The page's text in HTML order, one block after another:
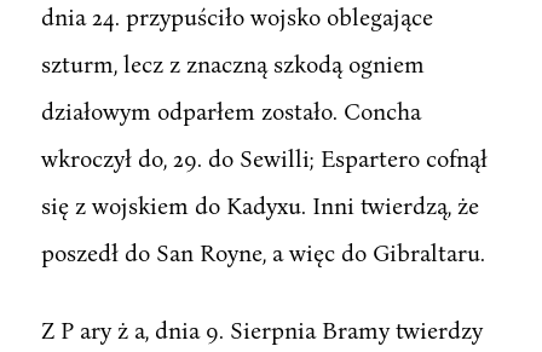
dnia 24. przypuściło wojsko oblegające
szturm, lecz z znaczną szkodą ogniem
działowym odparłem zostało. Concha
wkroczył do, 29. do Sewilli; Espartero cofnął
się z wojskiem do Kadyxu. Inni twierdzą, że
poszedł do San Royne, a więc do Gibraltaru.
Z P ary ż a, dnia 9. Sierpnia Bramy twierdzy